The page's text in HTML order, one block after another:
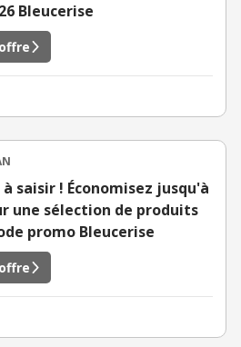
Bleucerise
saisir ! Économisez jusqu'à
une sélection de produits
promo Bleucerise